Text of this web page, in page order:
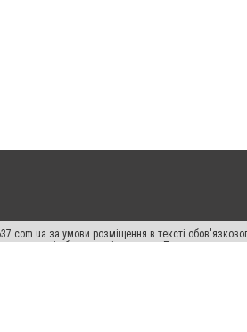
за умови розміщення в тексті
в тексті або в якості джерела. Порушення